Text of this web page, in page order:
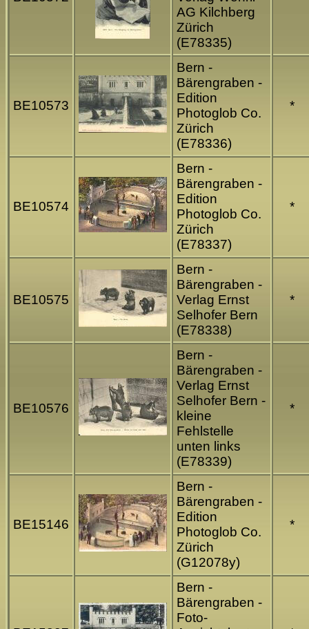
AG Kilchberg
Zürich
(E78335)
BE10573
Bern -
Bärengraben -
Edition
Photoglob Co.
Zürich
(E78336)
*
BE10574
Bern -
Bärengraben -
Edition
Photoglob Co.
Zürich
(E78337)
*
BE10575
Bern -
Bärengraben -
Verlag Ernst
Selhofer Bern
(E78338)
*
BE10576
Bern -
Bärengraben -
Verlag Ernst
Selhofer Bern -
kleine
Fehlstelle
unten links
(E78339)
*
BE15146
Bern -
Bärengraben -
Edition
Photoglob Co.
Zürich
(G12078y)
*
Bern -
Bärengraben -
Foto-